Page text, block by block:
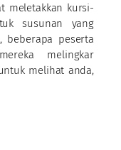
meletakkan kursi-
susunan yang
beberapa peserta
melingkar
melihat anda,